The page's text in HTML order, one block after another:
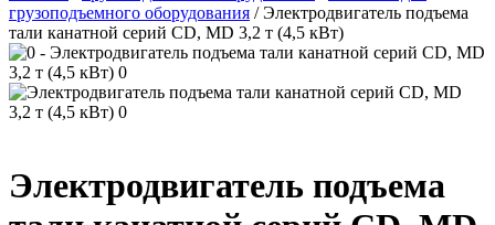
грузоподъемного оборудования /Электродвигатель подъема
тали канатной серий CD, MD 3,2 т (4,5 кВт)
Электродвигатель подъема